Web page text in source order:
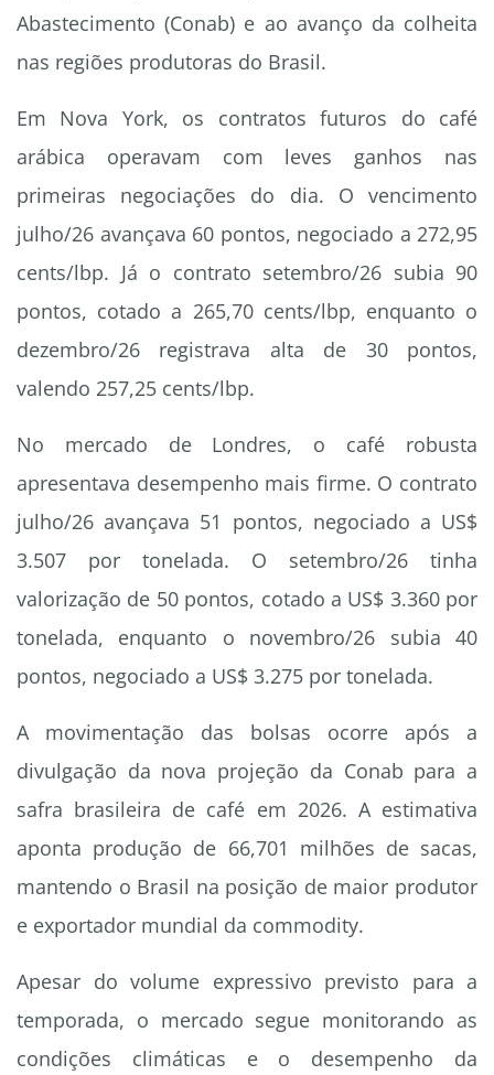
Abastecimento (Conab) e ao avanço da colheita
nas regiões produtoras do Brasil.
Em Nova York, os contratos futuros do café
arábica operavam com leves ganhos nas
primeiras negociações do dia. O vencimento
julho/26 avançava 60 pontos, negociado a 272,95
cents/lbp. Já o contrato setembro/26 subia 90
pontos, cotado a 265,70 cents/lbp, enquanto o
dezembro/26 registrava alta de 30 pontos,
valendo 257,25 cents/lbp.
No mercado de Londres, o café robusta
apresentava desempenho mais firme. O contrato
julho/26 avançava 51 pontos, negociado a US$
3.507 por tonelada. O setembro/26 tinha
valorização de 50 pontos, cotado a US$ 3.360 por
tonelada, enquanto o novembro/26 subia 40
pontos, negociado a US$ 3.275 por tonelada.
A movimentação das bolsas ocorre após a
divulgação da nova projeção da Conab para a
safra brasileira de café em 2026. A estimativa
aponta produção de 66,701 milhões de sacas,
mantendo o Brasil na posição de maior produtor
e exportador mundial da commodity.
Apesar do volume expressivo previsto para a
temporada, o mercado segue monitorando as
condições climáticas e o desempenho da